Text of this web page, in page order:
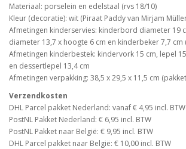
Materiaal: porselein en edelstaal (rvs 18/10)
Kleur (decoratie): wit (Piraat Paddy van Mirjam
Afmetingen kinderservies: kinderbord diameter 19
diameter 13,7 x hoogte 6 cm en kinderbeker 7,7 cm
Afmetingen kinderbestek: kindervork 15 cm, lepel
en dessertlepel 13,4 cm
Afmetingen verpakking: 38,5 x 29,5 x 11,5 cm
Verzendkosten
DHL Parcel pakket Nederland: vanaf € 4,95 incl. BTW
PostNL Pakket Nederland: € 6,95 incl. BTW
PostNL Pakket naar België: € 9,95 incl. BTW
DHL Parcel pakket naar België: € 10,00 incl. BTW